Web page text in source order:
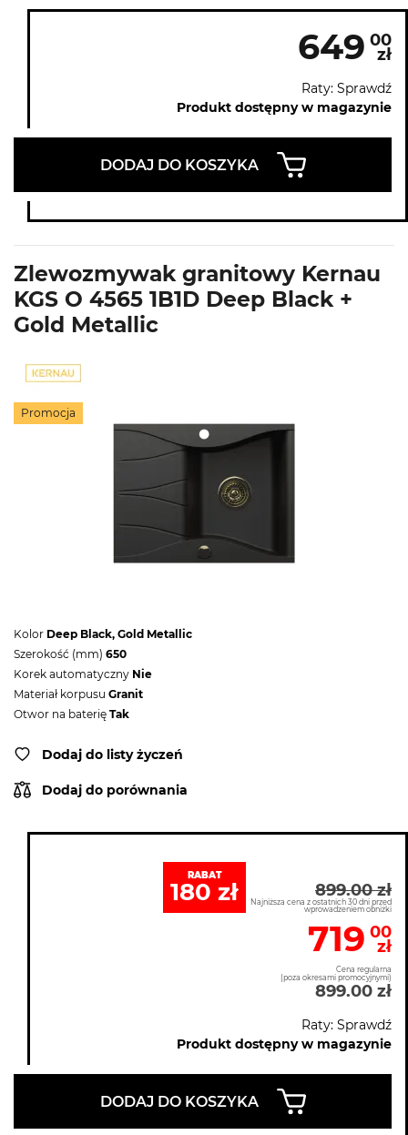
649 00
zł
Raty: Sprawdź
Produkt dostępny w magazynie
DODAJ DO KOSZYKA
Zlewozmywak granitowy Kernau
KGS O 4565 1B1D Deep Black +
Gold Metallic
Promocja
Kolor Deep Black, Gold Metallic
Szerokość (mm) 650
Korek automatyczny Nie
Materiał korpusu Granit
Otwor na baterię Tak
Dodaj do listy życzeń
Dodaj do porównania
RABAT
180 zł 899.00 zł
Najniższa cena z ostatnich 30 dni przed
wprowadzeniem obniżki
719 00
zł
Cena regularna
(poza okresami promocyjnymi)
899.00 zł
Raty: Sprawdź
Produkt dostępny w magazynie
DODAJ DO KOSZYKA